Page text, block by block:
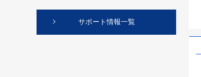
サポート情報一覧